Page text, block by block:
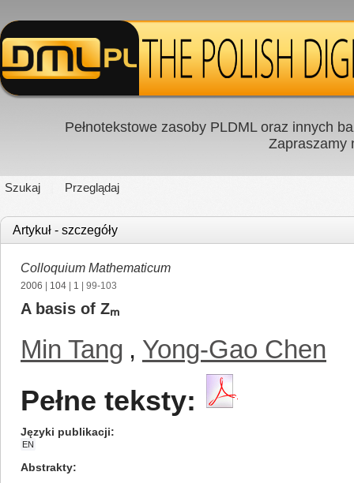
Pełnotekstowe zasoby PLDML oraz innych
Zapraszamy
Szukaj Przeglądaj
Artykuł - szczegóły
Colloquium Mathematicum
2006 104 1 | 99-103
A basis of Zₘ
Min Tang , Yong-Gao Chen
Pełne teksty:
Języki publikacji
EN
Abstrakty